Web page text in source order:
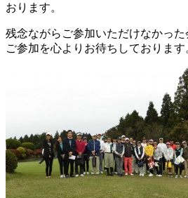
おります。
残念ながらご参加いただけなかっ
ご参加を心よりお待ちしております